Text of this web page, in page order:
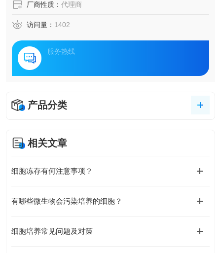
厂商性质： 代理商
访问量： 1402
服务热线
产品分类
相关文章
细胞冻存有何注意事项？
有哪些微生物会污染培养的细胞？
细胞培养常见问题及对策